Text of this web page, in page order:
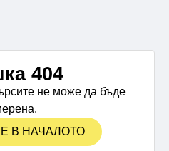
404
не може да бъде
В НАЧАЛОТО